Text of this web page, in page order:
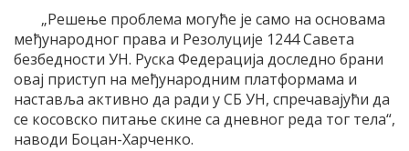
„Решење проблема могуће је само на основама
међународног права и Резолуције 1244 Савета
безбедности УН. Руска Федерација доследно брани
овај приступ на међународним платформама и
наставља активно да ради у СБ УН, спречавајући да
се косовско питање скине са дневног реда тог тела“,
наводи Боцан-Харченко.